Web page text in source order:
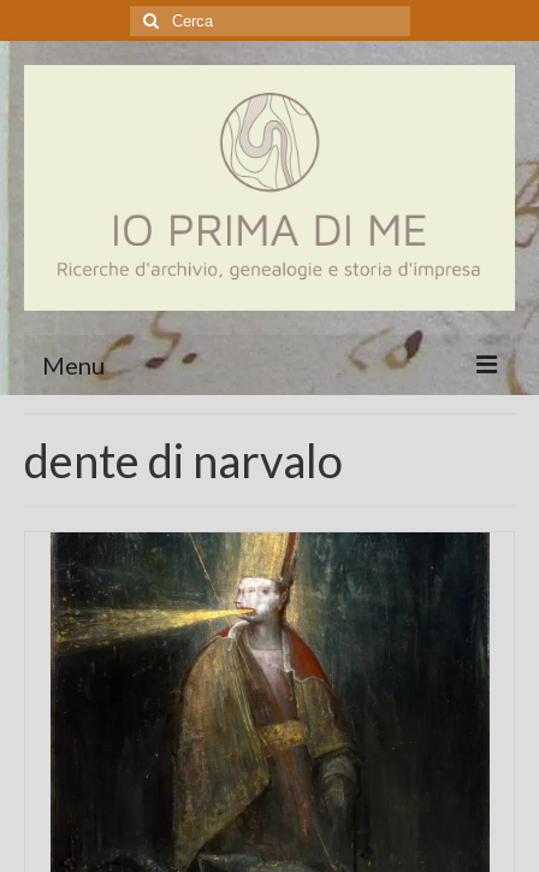
Cerca:
Menu
Genealogia
Aziende
Chi sono
FAQ
Contatti
dente di narvalo